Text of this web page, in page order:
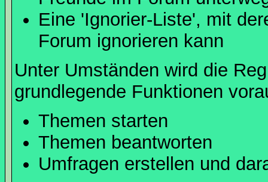
Eine 'Ignorier-Liste', mit
Forum ignorieren kann
Unter Umständen wird die
grundlegende Funktionen
Themen starten
Themen beantworten
Umfragen erstellen und